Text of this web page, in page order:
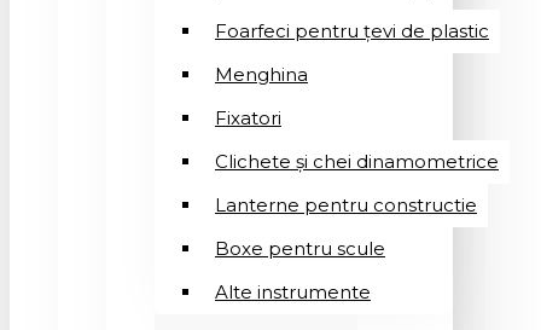
Foarfeci pentru țevi de plastic
Menghina
Fixatori
Clichete și chei dinamometrice
Lanterne pentru constructie
Boxe pentru scule
Alte instrumente